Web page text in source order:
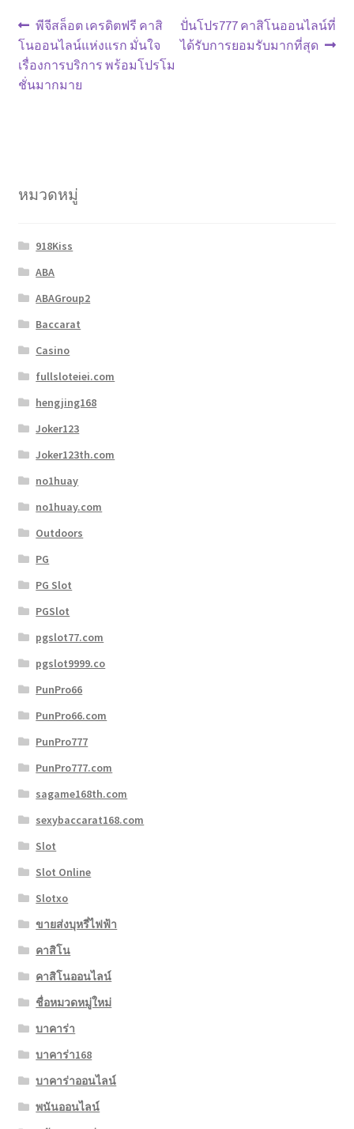
แนะแนว
เรื่อง
Previous
post:
พีจีสล็อต เครดิตฟรี คาสิ
โนออนไลน์แห่งแรก มั่นใจ
เรื่องการบริการ พร้อมโปรโม
ชั่นมากมาย
Next
post:
ปั่นโปร777 คาสิโนออนไลน์ที่
ได้รับการยอมรับมากที่สุด
หมวดหมู่
918Kiss
ABA
ABAGroup2
Baccarat
Casino
fullsloteiei.com
hengjing168
Joker123
Joker123th.com
no1huay
no1huay.com
Outdoors
PG
PG Slot
PGSlot
pgslot77.com
pgslot9999.co
PunPro66
PunPro66.com
PunPro777
PunPro777.com
sagame168th.com
sexybaccarat168.com
Slot
Slot Online
Slotxo
ขายส่งบุหรี่ไฟฟ้า
คาสิโน
คาสิโนออนไลน์
ชื่อหมวดหมู่ใหม่
บาคาร่า
บาคาร่า168
บาคาร่าออนไลน์
พนันออนไลน์